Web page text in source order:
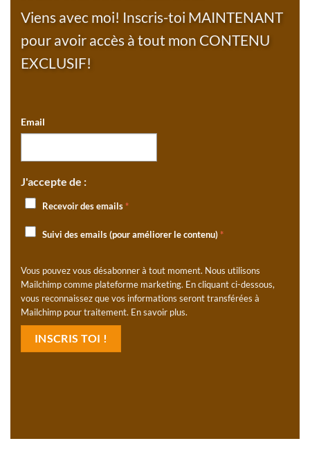
Viens avec moi! Inscris-toi MAINTENANT
pour avoir accès à tout mon CONTENU
EXCLUSIF!
Email
J'accepte de :
Recevoir des emails*
Suivi des emails (pour améliorer le contenu)*
Vous pouvez vous désabonner à tout moment. Nous utilisons
Mailchimp comme plateforme marketing. En cliquant ci-dessous,
vous reconnaissez que vos informations seront transférées à
Mailchimp pour traitement. En savoir plus.